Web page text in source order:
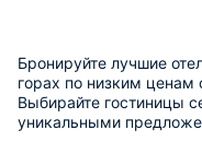
Бронируйте лучшие
горах по низким ценам
Выбирайте гостиницы
уникальными